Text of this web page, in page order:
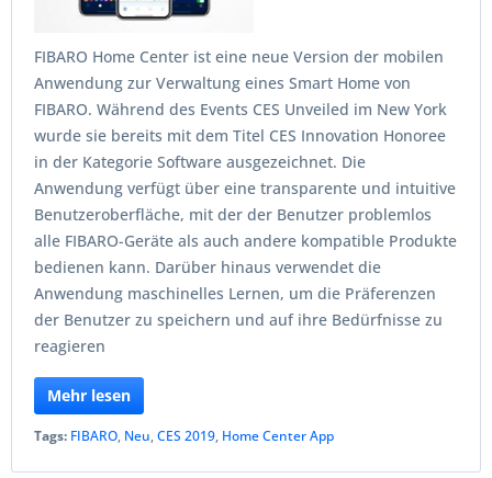
FIBARO Home Center ist eine neue Version der mobilen
Anwendung zur Verwaltung eines Smart Home von
FIBARO. Während des Events CES Unveiled im New York
wurde sie bereits mit dem Titel CES Innovation Honoree
in der Kategorie Software ausgezeichnet. Die
Anwendung verfügt über eine transparente und intuitive
Benutzeroberfläche, mit der der Benutzer problemlos
alle FIBARO-Geräte als auch andere kompatible Produkte
bedienen kann. Darüber hinaus verwendet die
Anwendung maschinelles Lernen, um die Präferenzen
der Benutzer zu speichern und auf ihre Bedürfnisse zu
reagieren
Mehr lesen
Tags: FIBARO, Neu,CES 2019, Home Center App